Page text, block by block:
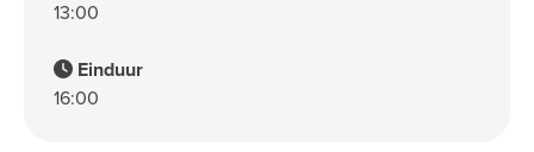
13:00
Einduur
16:00